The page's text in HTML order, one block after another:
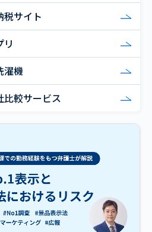
税サイト
リ
濯機
比較サービス